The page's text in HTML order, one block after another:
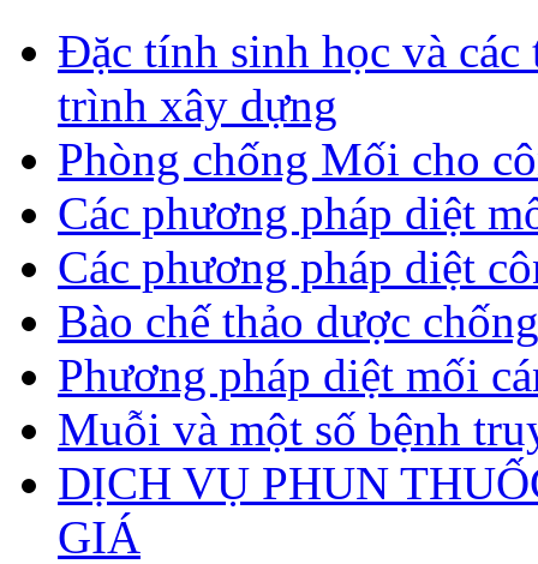
Đặc tính sinh học và
trình xây dựng
Phòng chống Mối cho
Các phương pháp diệt
Các phương pháp diệt
Bào chế thảo dược
Phương pháp diệt mối
Muỗi và một số bệnh
DỊCH VỤ PHUN
GIÁ